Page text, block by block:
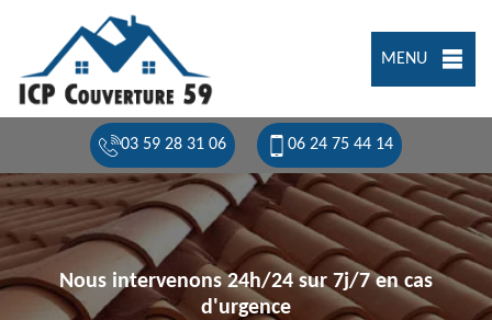
MENU
03 59 28 31 06 06 24 75 44 14
Nous intervenons 24h/24 sur 7j/7 en cas
d'urgence